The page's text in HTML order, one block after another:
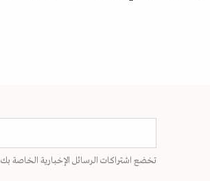
تخضع اشتراكات الرسائل الإخبارية الخاصة بك